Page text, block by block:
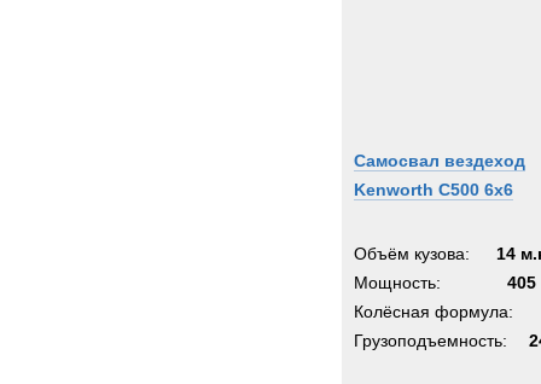
Самосвал вездеход
Kenworth C500 6x6
Объём кузова:
14
Мощность:
405
Колёсная формула:
Грузоподъемность: